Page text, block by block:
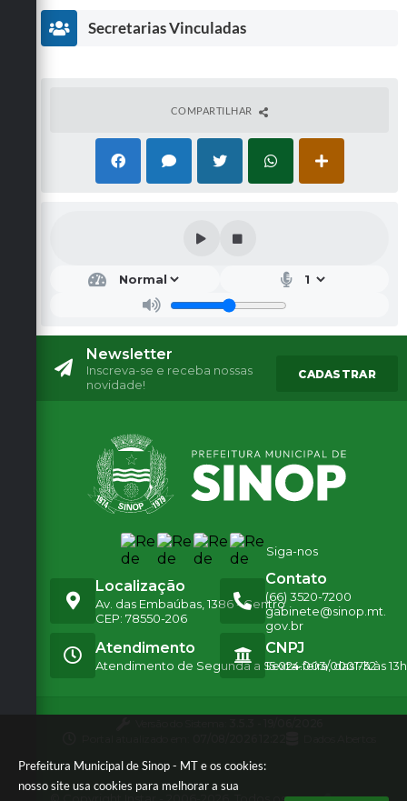
Prefeitura Municipal de Sinop - MT e os cookies:
nosso site usa cookies para melhorar a sua
Secretarias Vinculadas
etar
pal
de
Cult
Secr
etári
o:
Gabr
COMPARTILHAR
Newsletter
Inscreva-se e receba nossas
novidade!
CADASTRAR
Siga-nos
Localização
Av. das Embaúbas, 1386 - Centro
CEP: 78550-206
Contato
(66) 3520-7200
gabinete@sinop.mt.
gov.br
Atendimento
Atendimento de Segunda a Sexta-feira, das 7h às 13h
CNPJ
15.024.003/0001-32